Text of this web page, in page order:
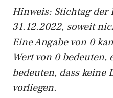
Hinweis: Stichtag der
31.12.2022, soweit
Eine Angabe von 0
Wert von 0 bedeuten,
bedeuten, dass keine
vorliegen.